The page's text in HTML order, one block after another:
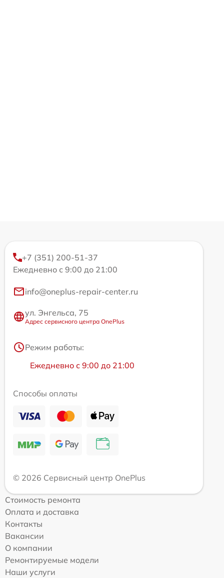
+7 (351) 200-51-37
Ежедневно с 9:00 до 21:00
info@oneplus-repair-center.ru
ул. Энгельса, 75
Адрес сервисного центра OnePlus
Режим работы:
Ежедневно с 9:00 до 21:00
Способы оплаты
© 2026 Сервисный центр OnePlus
Стоимость ремонта
Оплата и доставка
Контакты
Вакансии
О компании
Ремонтируемые модели
Наши услуги